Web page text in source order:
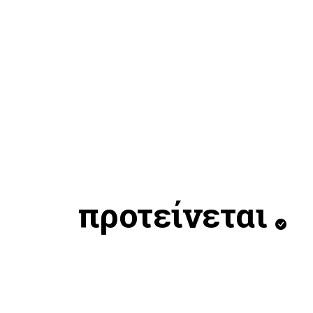
προτείνεται